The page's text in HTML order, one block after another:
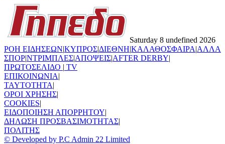
Saturday 8 undefined 2026
ΡΟΗ ΕΙΔΗΣΕΩΝ|ΚΥΠΡΟΣ|ΔΙΕΘΝΗ|ΚΑΛΑΘΟΣΦΑΙΡΑ|ΑΛΛΑ
ΣΠΟΡ|ΝΤΡΙΜΠΛΕΣ|ΑΠΟΨΕΙΣ|AFTER DERBY|
ΠΡΩΤΟΣΕΛΙΔΟ | TV
ΕΠΙΚΟΙΝΩΝΙΑ|
TAYTOTHTA|
ΟΡΟΙ ΧΡΗΣΗΣ|
COOKIES|
ΕΙΔΟΠΟΙΗΣΗ ΑΠΟΡΡΗΤΟΥ|
ΔΗΛΩΣΗ ΠΡΟΣΒΑΣΙΜΟΤΗΤΑΣ|
ΠΟΛΙΤΗΣ
© Developed by P.C Admin 22 Limited